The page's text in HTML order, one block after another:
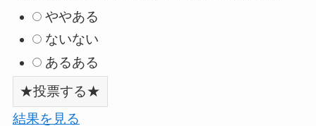
ややある
ないない
あるある
結果を見る